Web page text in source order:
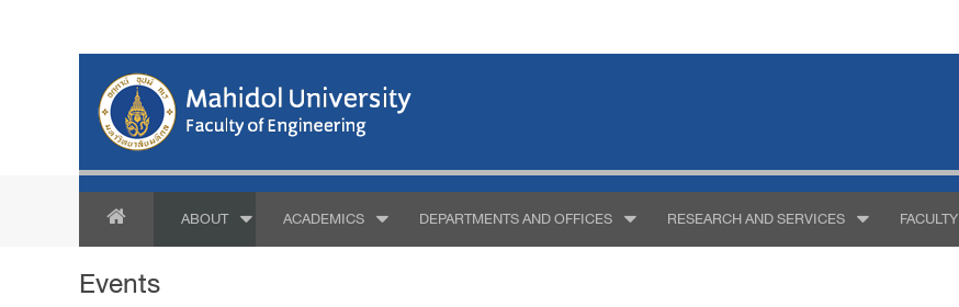
ABOUT ACADEMICS DEPARTMENTS AND OFFICES RESEARCH AND SERVICES FACULTY
Events